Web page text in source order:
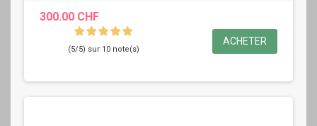
300.00 CHF
(5/5) sur 10 note(s)
ACHETER